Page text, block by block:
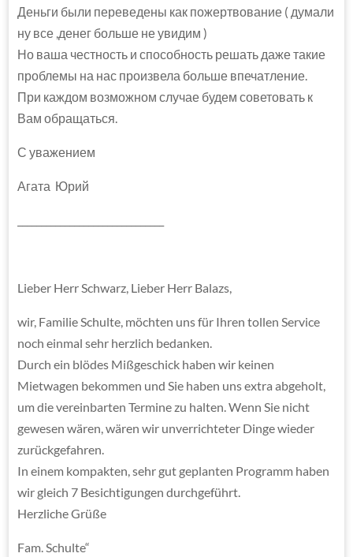
Деньги были переведены как пожертвование ( думали
ну все ,денег больше не увидим )
Но ваша честность и способность решать даже такие
проблемы на нас произвела больше впечатление.
При каждом возможном случае будем советовать к
Вам обращаться.
С уважением
Агата Юрий
Lieber Herr Schwarz, Lieber Herr Balazs,
wir, Familie Schulte, möchten uns für Ihren tollen Service
noch einmal sehr herzlich bedanken.
Durch ein blödes Mißgeschick haben wir keinen
Mietwagen bekommen und Sie haben uns extra abgeholt,
um die vereinbarten Termine zu halten. Wenn Sie nicht
gewesen wären, wären wir unverrichteter Dinge wieder
zurückgefahren.
In einem kompakten, sehr gut geplanten Programm haben
wir gleich 7 Besichtigungen durchgeführt.
Herzliche Grüße
Fam. Schulte“